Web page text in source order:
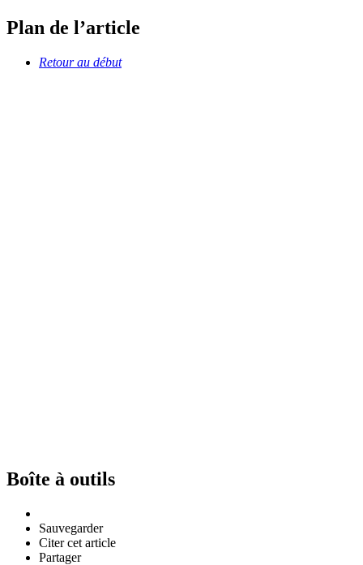
Plan de l’article
Retour au début
Boîte à outils
Sauvegarder
Citer cet article
Partager